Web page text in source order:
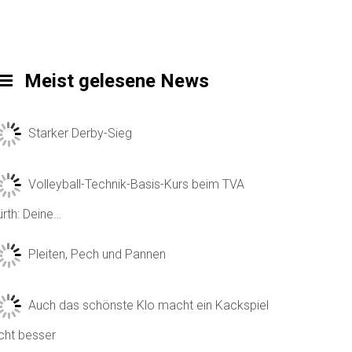
Meist gelesene News
Starker Derby-Sieg
Volleyball-Technik-Basis-Kurs beim TVA
Deine…
Pleiten, Pech und Pannen
Auch das schönste Klo macht ein Kackspiel
besser